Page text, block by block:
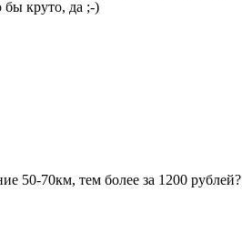
круто, да ;-)
50-70км, тем более за 1200 рублей?